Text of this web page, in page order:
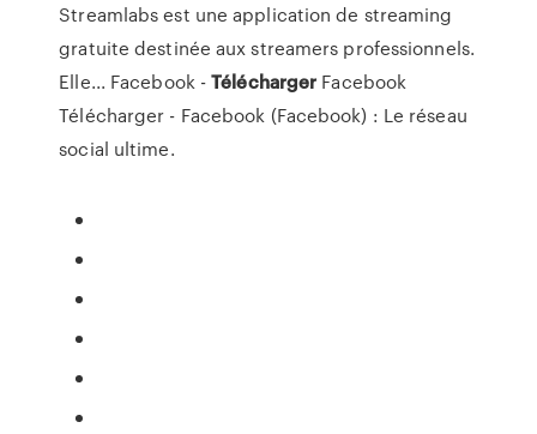
Streamlabs est une application de streaming
gratuite destinée aux streamers professionnels.
Elle... Facebook -Télécharger Facebook
Télécharger - Facebook (Facebook) : Le réseau
social ultime.